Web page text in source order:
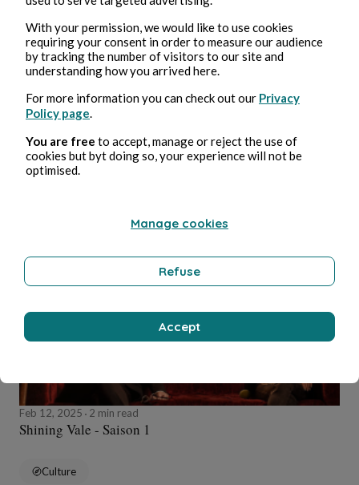
Feb 18, 20252 min read
Foundation - Saison 2
Culture
Feb 12, 2025 2 min read
Shining Vale - Saison 1
Culture
With your permission, we would like to use cookies
requiring your consent in order to measure our audience
by tracking the number of visitors to our site and
understanding how you arrived here.
For more information you can check out our Privacy
Policy page
You are free to accept, manage or reject the use of
cookies but byt doing so, your experience will not be
optimised.
Manage cookies
Refuse
Accept